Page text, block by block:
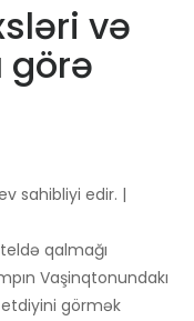
və
görə
sahibliyi edir. |
qalmağı
Vaşinqtonundakı
görmək